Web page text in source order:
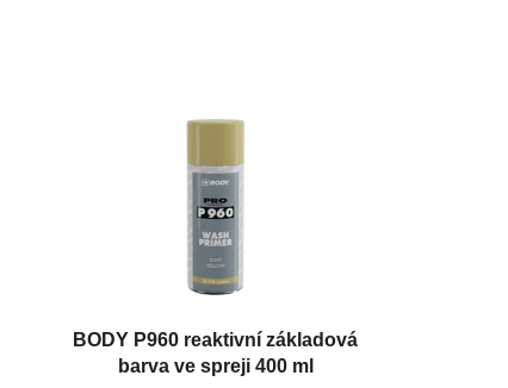
BODY P960 reaktivní základová
barva ve spreji 400 ml